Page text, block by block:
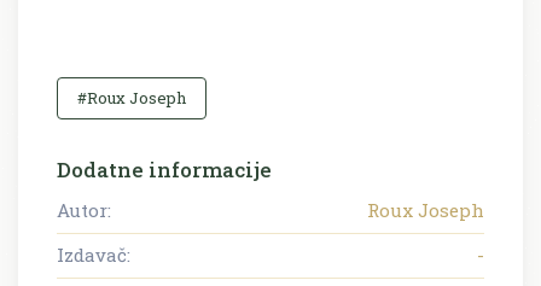
#Roux Joseph
Dodatne informacije
Autor:
Roux Joseph
Izdavač:
-